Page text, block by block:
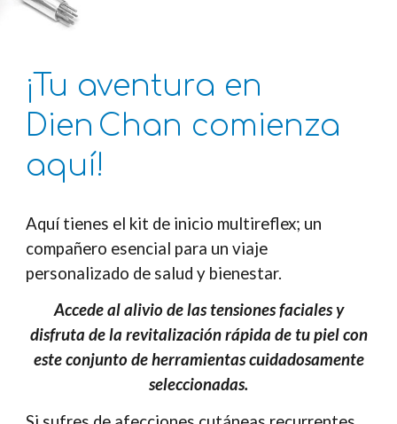
¡Tu aventura en
Dien Chan comienza
aquí!
Aquí tienes el kit de inicio multireflex; un
compañero esencial para un viaje
personalizado de salud y bienestar.
Accede al alivio de las tensiones faciales y
disfruta de la revitalización rápida de tu piel con
este conjunto de herramientas cuidadosamente
seleccionadas.